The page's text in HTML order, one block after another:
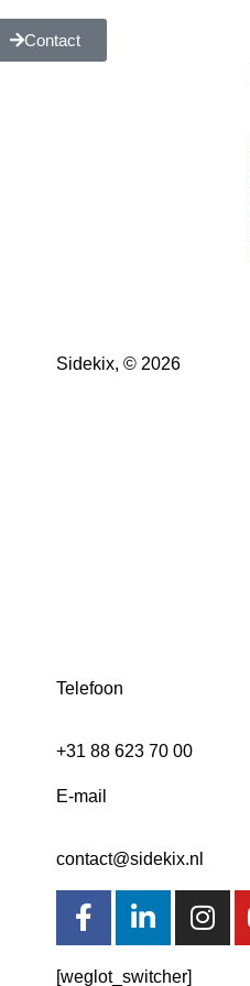
Contact
Sidekix, © 2026
Telefoon
+31 88 623 70 00
E-mail
contact@sidekix.nl
[weglot_switcher]